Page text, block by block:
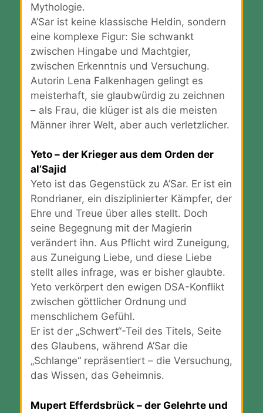
Mythologie.
A’Sar ist keine klassische Heldin, sondern
eine komplexe Figur: Sie schwankt
zwischen Hingabe und Machtgier,
zwischen Erkenntnis und Versuchung.
Autorin Lena Falkenhagen gelingt es
meisterhaft, sie glaubwürdig zu zeichnen
– als Frau, die klüger ist als die meisten
Männer ihrer Welt, aber auch verletzlicher.
Yeto – der Krieger aus dem Orden der
al’Sajid
Yeto ist das Gegenstück zu A’Sar. Er ist ein
Rondrianer, ein disziplinierter Kämpfer, der
Ehre und Treue über alles stellt. Doch
seine Begegnung mit der Magierin
verändert ihn. Aus Pflicht wird Zuneigung,
aus Zuneigung Liebe, und diese Liebe
stellt alles infrage, was er bisher glaubte.
Yeto verkörpert den ewigen DSA-Konflikt
zwischen göttlicher Ordnung und
menschlichem Gefühl.
Er ist der „Schwert“-Teil des Titels, Seite
des Glaubens, während A’Sar die
„Schlange“ repräsentiert – die Versuchung,
das Wissen, das Geheimnis.
Mupert Efferdsbrück – der Gelehrte und